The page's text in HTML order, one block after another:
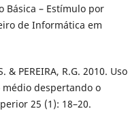
Básica – Estímulo por
de Informática em
& PEREIRA, R.G. 2010. Uso
despertando o
25 (1): 18–20.